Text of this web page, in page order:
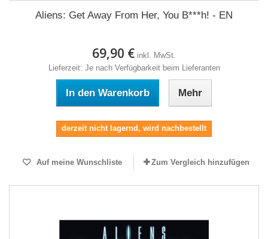
Aliens: Get Away From Her, You B***h! - EN
69,90 € inkl. MwSt.
Lieferzeit: Je nach Verfügbarkeit beim Lieferanten
In den Warenkorb Mehr
derzeit nicht lagernd, wird nachbestellt
Auf meine Wunschliste Zum Vergleich hinzufügen